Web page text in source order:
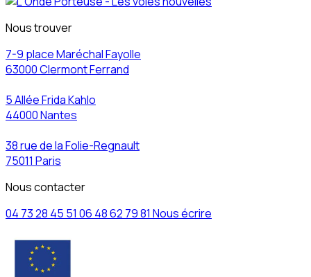
Nous trouver
7-9 place Maréchal Fayolle
63000 Clermont Ferrand
5 Allée Frida Kahlo
44000 Nantes
38 rue de la Folie-Regnault
75011 Paris
Nous contacter
04 73 28 45 51 06 48 62 79 81 Nous écrire